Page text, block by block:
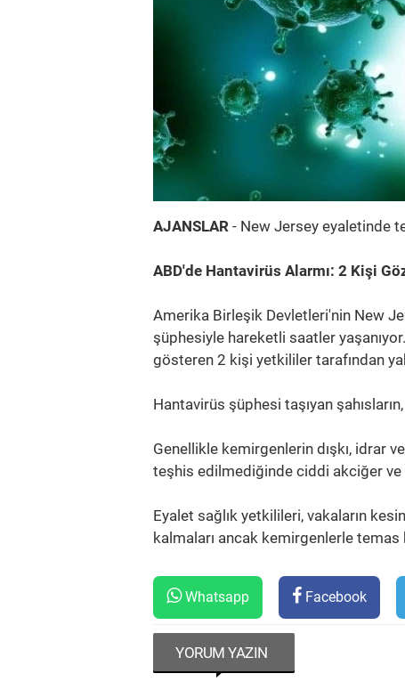
AJANSLAR - New Jersey eyaletinde
ABD'de Hantavirüs Alarmı: 2 Kişi
Amerika Birleşik Devletleri'nin New
şüphesiyle hareketli saatler
gösteren 2 kişi yetkililer tarafından
Hantavirüs şüphesi taşıyan
Genellikle kemirgenlerin dışkı, idrar
teşhis edilmediğinde ciddi akciğer ve
Eyalet sağlık yetkilileri, vakaların
kalmaları ancak kemirgenlerle temas
Whatsapp Facebook
YORUM YAZIN